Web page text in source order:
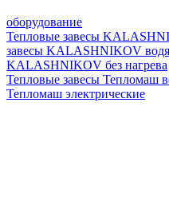
оборудование
Тепловые завесы
завесы KALASHNIKOV
KALASHNIKOV без нагрева
Тепловые завесы Тепломаш
Тепломаш электрические